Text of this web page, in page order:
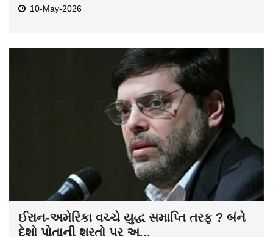
10-May-2026
ઈરાન-અમેરિકા વચ્ચે યુદ્ધ સમાપ્તિ તરફ ? બંને
દેશો પોતાની શરતો પર અ...